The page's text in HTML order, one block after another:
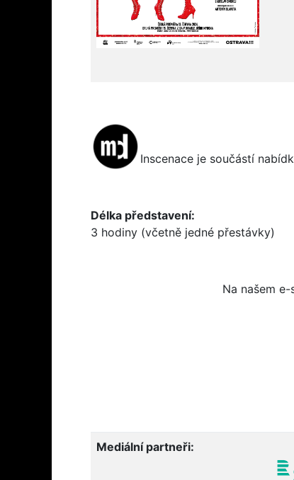
Inscenace je součástí
Délka představení:
3 hodiny (včetně jedné přestávky)
Na našem
Mediální partneři: